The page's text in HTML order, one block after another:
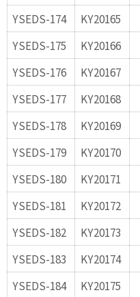
YSEDS-174
KY20165
YSEDS-175
KY20166
YSEDS-176
KY20167
YSEDS-177
KY20168
YSEDS-178
KY20169
YSEDS-179
KY20170
YSEDS-180
KY20171
YSEDS-181
KY20172
YSEDS-182
KY20173
YSEDS-183
KY20174
YSEDS-184
KY20175